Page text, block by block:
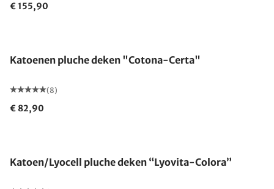
€ 155,90
Katoenen pluche deken "Cotona-Certa"
(8)
€ 82,90
Katoen/Lyocell pluche deken “Lyovita-Colora”